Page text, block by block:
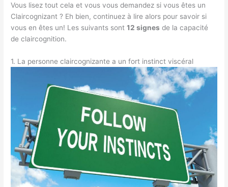
Vous lisez tout cela et vous vous demandez si vous êtes un
Claircognizant ? Eh bien, continuez à lire alors pour savoir si
vous en êtes un! Les suivants sont12 signes de la capacité
de claircognition.
1. La personne claircognizante a un fort instinct viscéral